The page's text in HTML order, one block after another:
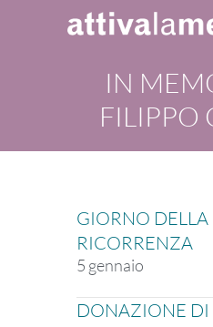
IN
FILIPPO
GIORNO DELLA
RICORRENZA
5 gennaio
DONAZIONE DI